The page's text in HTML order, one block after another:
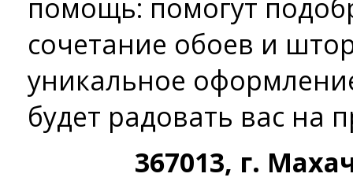
помощь: помогут
сочетание обоев и
уникальное
будет радовать вас на
367013, г.